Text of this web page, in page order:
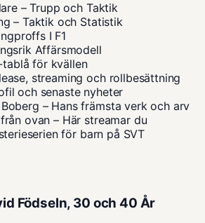
– Trupp och Taktik
– Taktik och Statistik
I F1
Affärsmodell
tablå för kvällen
streaming och rollbesättning
och senaste nyheter
– Hans främsta verk och arv
ovan – Här streamar du
för barn på SVT
Födseln, 30 och 40 År